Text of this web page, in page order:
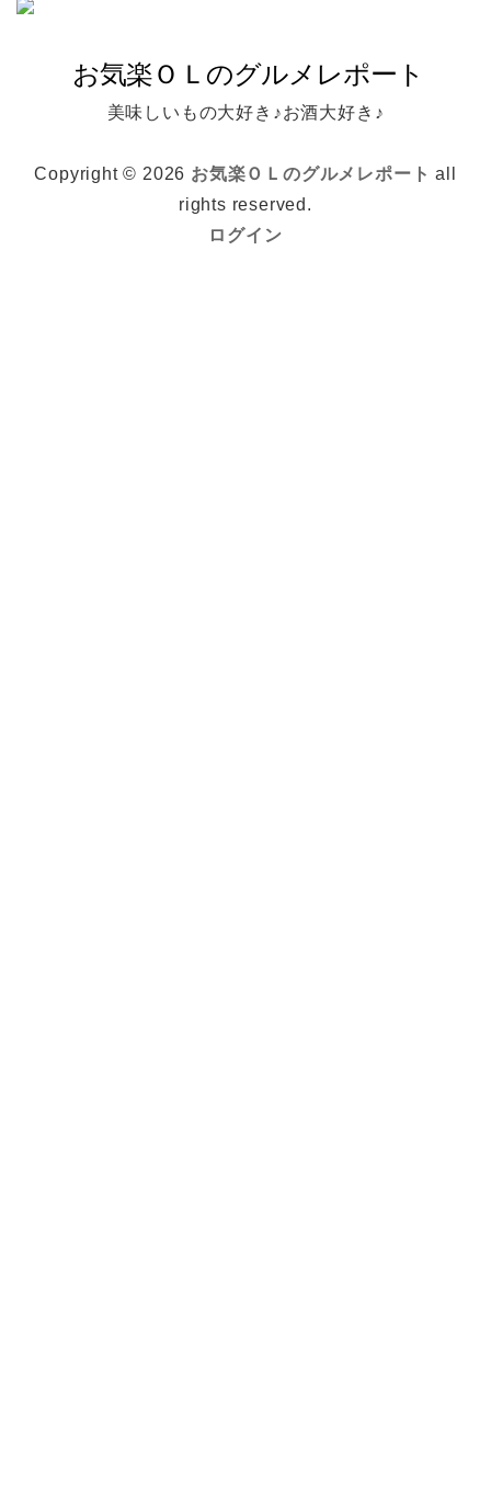
美味しいもの大好き♪お酒大好き♪
Copyright © 2026 お気楽ＯＬのグルメレポート all
rights reserved.
ログイン